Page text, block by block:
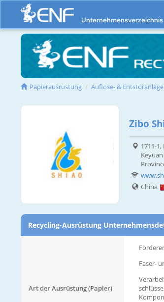
Unternehmensverzeichnis
Papierausrüstung Auflöse- &
Zibo
1711-
China
Recycling-Ausrüstung
Art der Ausrüstung (Papier)
Förderer
Faser-